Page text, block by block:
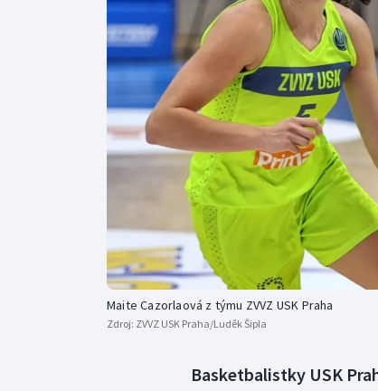
Curling
Dostihy
Florbal
Futsal
Golf
Gymnastika
Maite Cazorlaová z týmu ZVVZ USK Praha
Zdroj: ZVVZ USK Praha/Luděk Šipla
Basketbalistky USK